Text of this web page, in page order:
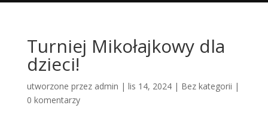
Turniej Mikołajkowy dla
dzieci!
utworzone przez admin | lis 14, 2024| Bez kategorii |
0 komentarzy